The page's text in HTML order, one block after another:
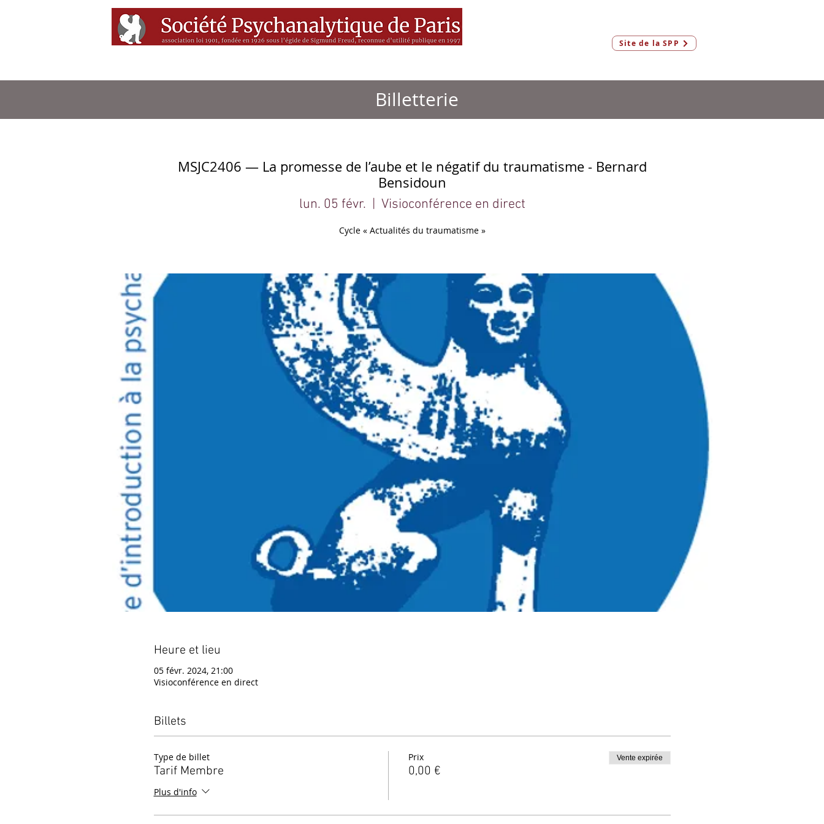
Site de la SPP
Billetterie
MSJC2406 — La promesse de l’aube et le négatif du traumatisme - Bernard
Bensidoun
lun. 05 févr.
  |
Visioconférence en direct
Cycle « Actualités du traumatisme »
Heure et lieu
05 févr. 2024, 21:00
Visioconférence en direct
Billets
Type de billet
Tarif Membre
Plus d'info
Prix
0,00 €
Vente expirée